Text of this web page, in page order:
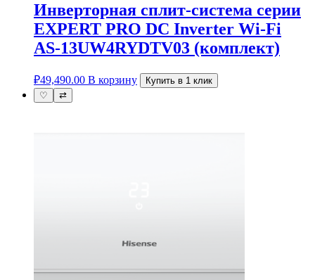
Инверторная cплит-система серии
EXPERT PRO DC Inverter Wi-Fi
AS-13UW4RYDTV03 (комплект)
₽49,490.00 В корзину
Купить в 1 клик
♡
⇄